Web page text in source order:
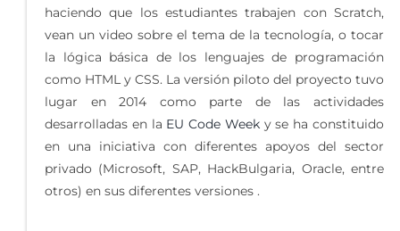
haciendo que los estudiantes trabajen con Scratch,
vean un video sobre el tema de la tecnología, o tocar
la lógica básica de los lenguajes de programación
como HTML y CSS. La versión piloto del proyecto tuvo
lugar en 2014 como parte de las actividades
desarrolladas en la EU Code Weeky se ha constituido
en una iniciativa con diferentes apoyos del sector
privado (Microsoft, SAP, HackBulgaria, Oracle, entre
otros) en sus diferentes versiones .